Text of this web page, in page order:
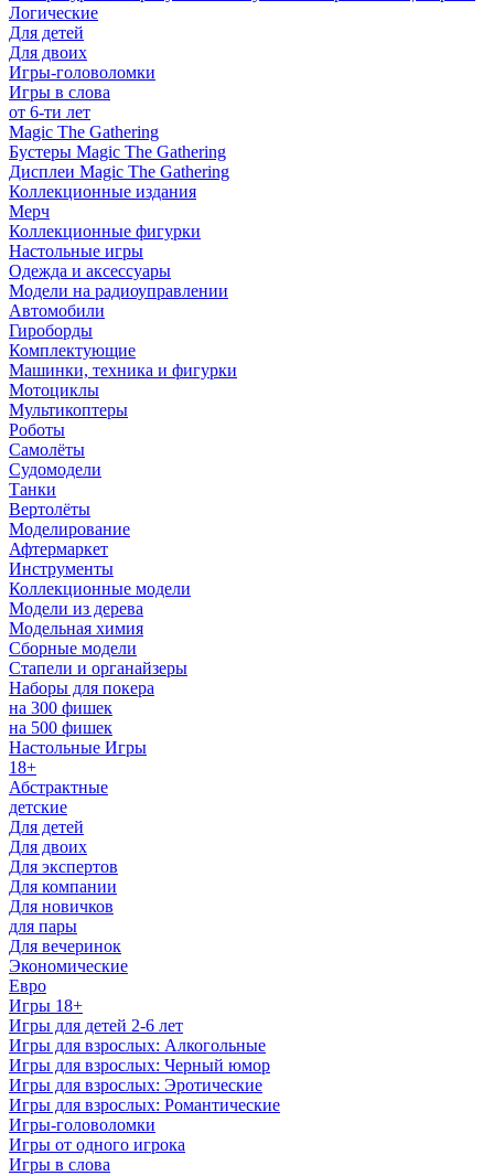
Логические
Для детей
Для двоих
Игры-головоломки
Игры в слова
от 6-ти лет
Magic The Gathering
Бустеры Magic The Gathering
Дисплеи Magic The Gathering
Коллекционные издания
Мерч
Коллекционные фигурки
Настольные игры
Одежда и аксессуары
Модели на радиоуправлении
Автомобили
Гироборды
Комплектующие
Машинки, техника и фигурки
Мотоциклы
Мультикоптеры
Роботы
Самолёты
Судомодели
Танки
Вертолёты
Моделирование
Афтермаркет
Инструменты
Коллекционные модели
Модели из дерева
Модельная химия
Сборные модели
Стапели и органайзеры
Наборы для покера
на 300 фишек
на 500 фишек
Настольные Игры
18+
Абстрактные
детские
Для детей
Для двоих
Для экспертов
Для компании
Для новичков
для пары
Для вечеринок
Экономические
Евро
Игры 18+
Игры для детей 2-6 лет
Игры для взрослых: Алкогольные
Игры для взрослых: Черный юмор
Игры для взрослых: Эротические
Игры для взрослых: Романтические
Игры-головоломки
Игры от одного игрока
Игры в слова